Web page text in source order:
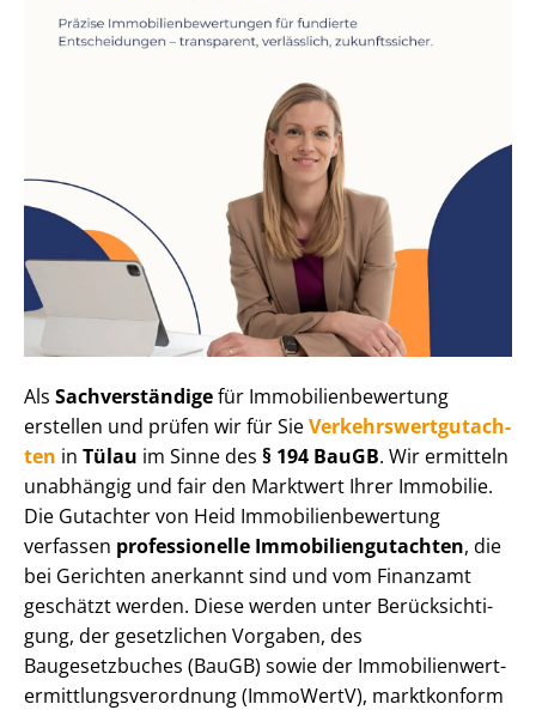
Als Sachverständigefür Im­mo­bi­li­en­be­wer­tung
erstellen und prüfen wir für SieVer­kehrs­wert­gut­ach­
ten in Tülau im Sinne des § 194 BauGB. Wir ermitteln
unabhängig und fair den Marktwert Ihrer Immobilie.
Die Gutachter von Heid Im­mo­bi­li­en­be­wer­tung
verfassen professionelle Im­mo­bi­li­en­gut­ach­ten, die
bei Gerichten anerkannt sind und vom Finanzamt
geschätzt werden. Diese werden unter Be­rück­sich­ti­
gung, der gesetzlichen Vorgaben, des
Baugesetzbuches (BauGB) sowie der Im­mo­bi­li­en­wert­
ermitt­lungs­ver­ord­nung (ImmoWertV), marktkonform